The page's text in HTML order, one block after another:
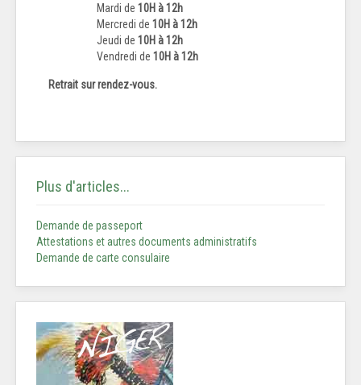
Mardi de 10H à 12h
Mercredi de 10H à 12h
Jeudi de 10H à 12h
Vendredi de 10H à 12h
Retrait sur rendez-vous.
Plus d'articles...
Demande de passeport
Attestations et autres documents administratifs
Demande de carte consulaire